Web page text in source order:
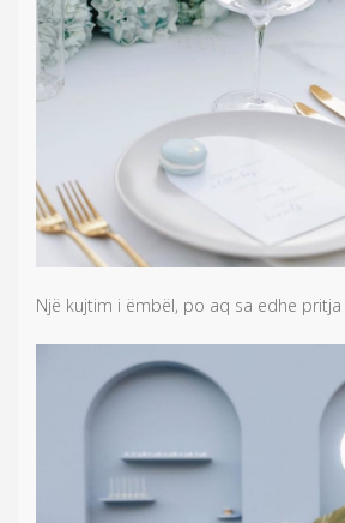
Një kujtim i ëmbël, po aq sa edhe